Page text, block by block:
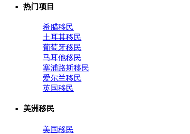
热门项目
希腊移民
土耳其移民
葡萄牙移民
马耳他移民
塞浦路斯移民
爱尔兰移民
英国移民
美洲移民
美国移民